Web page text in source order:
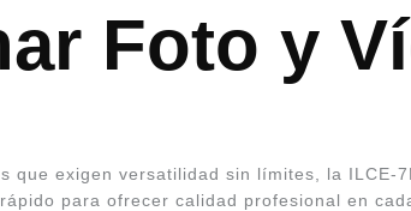
Foto y
que exigen versatilidad sin límites, la
para ofrecer calidad profesional en